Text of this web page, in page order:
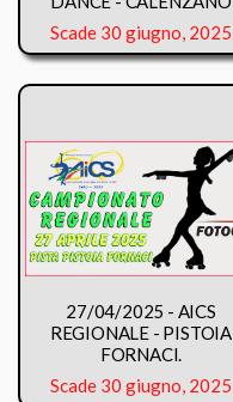
Scade 30 giugno, 2025
27/04/2025 - AICS
REGIONALE - PISTOIA
FORNACI.
Scade 30 giugno, 2025